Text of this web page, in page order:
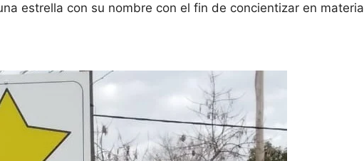
estrella con su nombre con el fin de concientizar en materia